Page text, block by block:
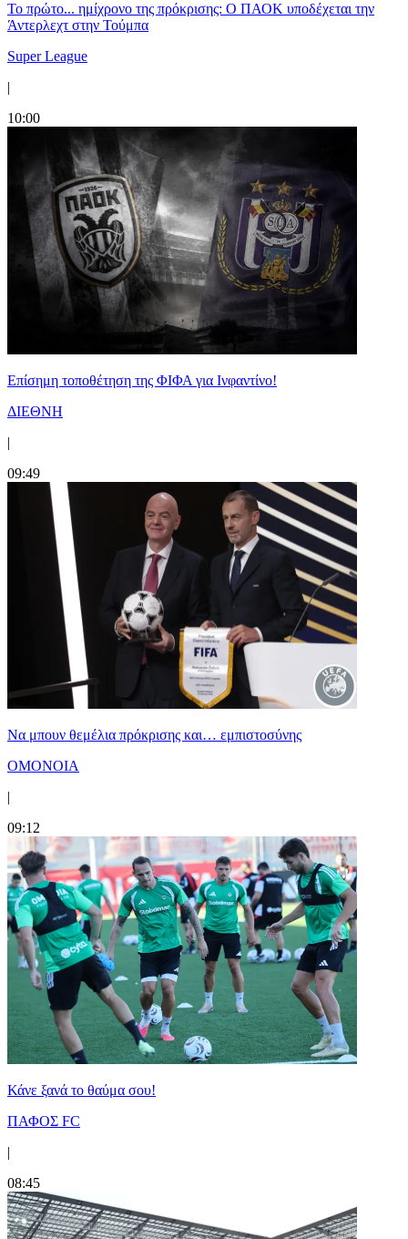
Το πρώτο... ημίχρονο της πρόκρισης: Ο ΠΑΟΚ υποδέχεται την
Άντερλεχτ στην Τούμπα
Super League
|
10:00
Επίσημη τοποθέτηση της ΦΙΦΑ για Ινφαντίνο!
ΔΙΕΘΝΗ
|
09:49
Να μπουν θεμέλια πρόκρισης και… εμπιστοσύνης
ΟΜΟΝΟΙΑ
|
09:12
Κάνε ξανά το θαύμα σου!
ΠΑΦΟΣ FC
|
08:45